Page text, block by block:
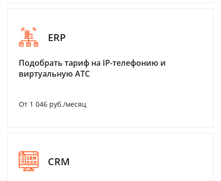
ERP
Подобрать тариф на IP-телефонию и
виртуальную АТС
От 1 046 руб./месяц
CRM